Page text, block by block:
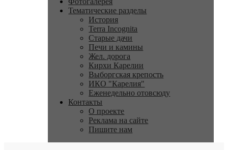
Тематические разделы
История
Terra Incognita
Старые дачи
Печи и камины
Жел. дорога
Кирхи Карелии
Выборгская крепость
ИКО "Карелия"
Еженедельно отовсюду
Контакты
О проекте
Реклама на сайте
Пишите нам